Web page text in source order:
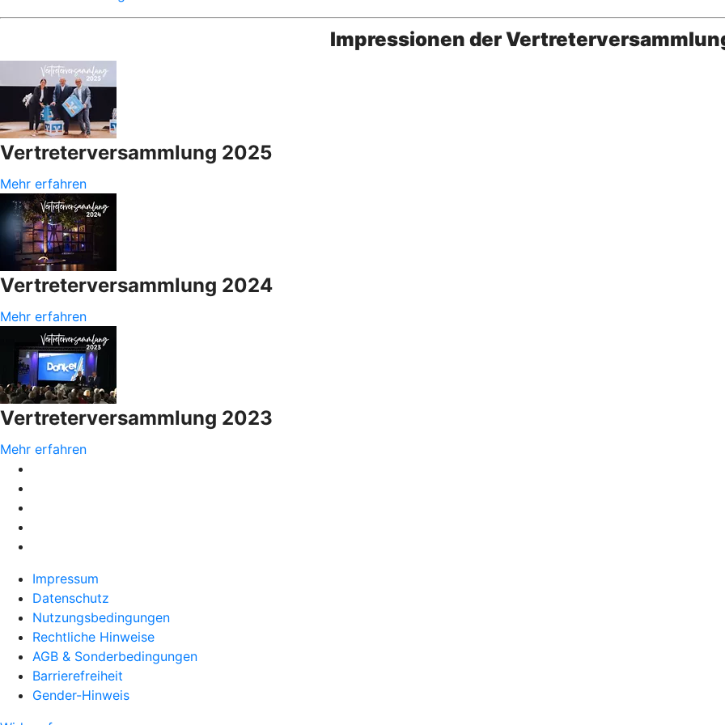
Impressionen der
Vertreterversammlung 2025
Mehr erfahren
Vertreterversammlung 2024
Mehr erfahren
Vertreterversammlung 2023
Mehr erfahren
Impressum
Datenschutz
Nutzungsbedingungen
Rechtliche Hinweise
AGB & Sonderbedingungen
Barrierefreiheit
Gender-Hinweis